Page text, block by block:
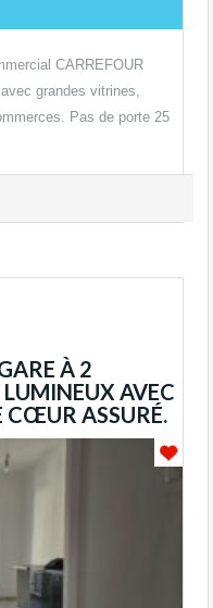
CARREFOUR
grandes vitrines,
Pas de porte 25
À 2
AVEC
CŒUR ASSURÉ.